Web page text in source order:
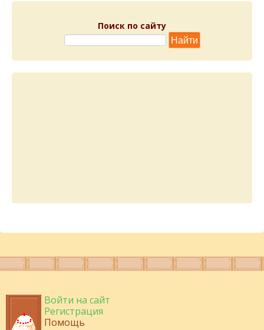
Поиск по сайту
Войти на сайт
Регистрация
Помощь